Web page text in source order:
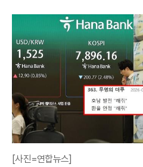
[사진=연합뉴스]